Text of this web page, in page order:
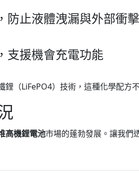
防止液體洩漏與外部衝擊
支援機會充電功能
鋰（LiFePO4）技術，這種化學配方
高機鋰電池市場的蓬勃發展。讓我們